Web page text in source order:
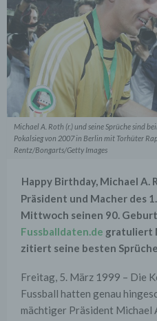
Michael A. Roth (r.) und seine Sprüche sind
Pokalsieg von 2007 in Berlin mit Torhüter
Rentz/Bongarts/Getty Images
Happy Birthday, Michael A.
Präsident und Macher des 1.
Mittwoch seinen 90.
Fussballdaten.de gratuliert
zitiert seine besten
Freitag, 5. März 1999 – Die
Fussball hatten genau
mächtiger Präsident Michael